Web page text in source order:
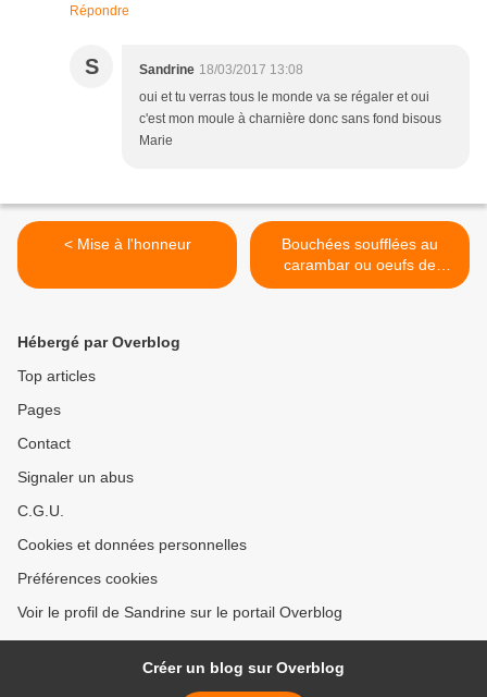
Répondre
S Sandrine 18/03/2017 13:08
oui et tu verras tous le monde va se régaler et oui
c'est mon moule à charnière donc sans fond bisous
Marie
< Mise à l'honneur
Bouchées soufflées au
carambar ou oeufs de
fourmis au companion,
Hébergé par Overblog
Top articles
Pages
Contact
Signaler un abus
C.G.U.
Cookies et données personnelles
Préférences cookies
Voir le profil de Sandrine sur le portail Overblog
Créer un blog sur Overblog